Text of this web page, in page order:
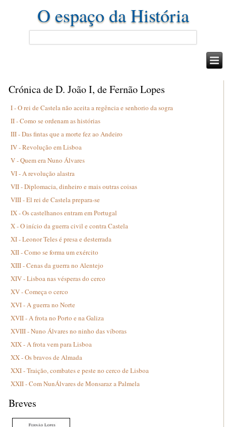
O espaço da História
Crónica de D. João I, de Fernão Lopes
I - O rei de Castela não aceita a regência e senhorio da sogra
II - Como se ordenam as histórias
III - Das fintas que a morte fez ao Andeiro
IV - Revolução em Lisboa
V - Quem era Nuno Álvares
VI - A revolução alastra
VII - Diplomacia, dinheiro e mais outras coisas
VIII - El rei de Castela prepara-se
IX - Os castelhanos entram em Portugal
X - O início da guerra civil e contra Castela
XI - Leonor Teles é presa e desterrada
XII - Como se forma um exército
XIII - Cenas da guerra no Alentejo
XIV - Lisboa nas vésperas do cerco
XV - Começa o cerco
XVI - A guerra no Norte
XVII - A frota no Porto e na Galiza
XVIII - Nuno Álvares no ninho das víboras
XIX - A frota vem para Lisboa
XX - Os bravos de Almada
XXI - Traição, combates e peste no cerco de Lisboa
XXII - Com NunÁlvares de Monsaraz a Palmela
Breves